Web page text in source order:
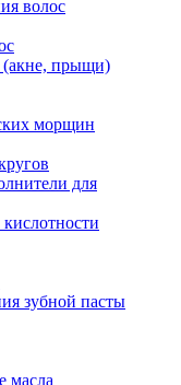
волос
(акне, прыщи)
морщин
для
зубной пасты
масла